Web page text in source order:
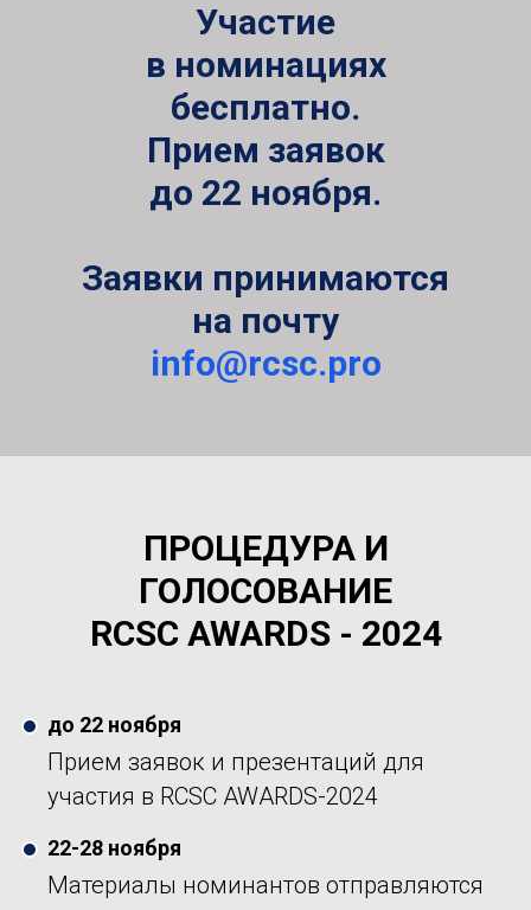
Участие
в номинациях
бесплатно.
Прием заявок
до 22 ноября.
Заявки принимаются
на почту
info@rcsc.pro
ПРОЦЕДУРА И
ГОЛОСОВАНИЕ
RCSC AWARDS - 2024
до 22 ноября
Прием заявок и презентаций для
участия в RCSC AWARDS-2024
22-28 ноября
Материалы номинантов отправляются